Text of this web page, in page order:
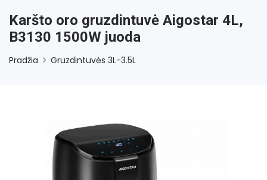
Karšto oro gruzdintuvė Aigostar 4L,
B3130 1500W juoda
Pradžia Gruzdintuvės 3L-3.5L